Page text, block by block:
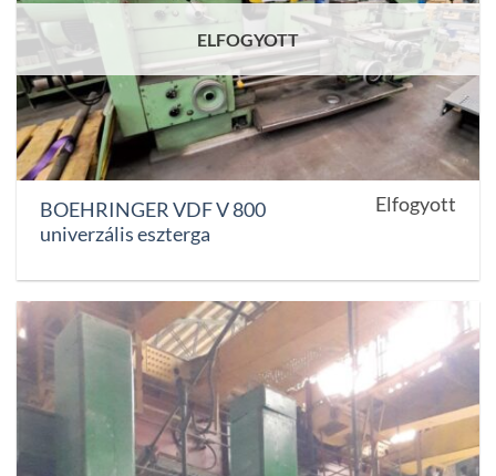
ELFOGYOTT
BOEHRINGER VDF V 800
univerzális eszterga
Elfogyott